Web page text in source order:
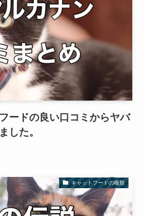
ードの良い口コミからヤバ
した。
キャットフードの種類